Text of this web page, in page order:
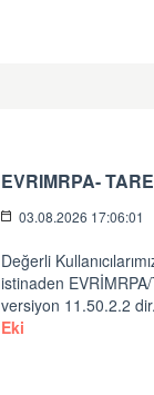
EVRIMRPA-
03.08.2026 17:06:01
Değerli
istinaden EVRİMRPA/
versiyon 11.50.2.2
Eki